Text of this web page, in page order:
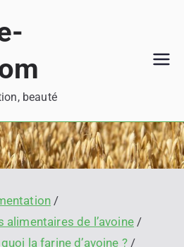
beauté
de l’avoine
quoi la farine d’avoine ?